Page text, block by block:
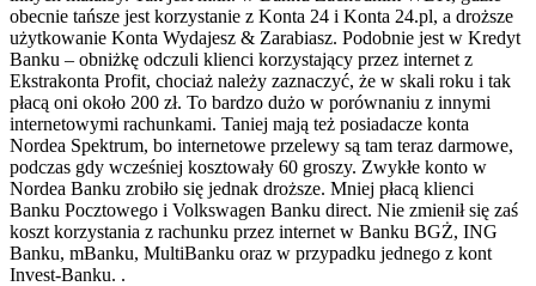
obecnie tańsze jest korzystanie z Konta 24 i Konta 24.pl, a droższe
użytkowanie Konta Wydajesz & Zarabiasz. Podobnie jest w Kredyt
Banku – obniżkę odczuli klienci korzystający przez internet z
Ekstrakonta Profit, chociaż należy zaznaczyć, że w skali roku i tak
płacą oni około 200 zł. To bardzo dużo w porównaniu z innymi
internetowymi rachunkami. Taniej mają też posiadacze konta
Nordea Spektrum, bo internetowe przelewy są tam teraz darmowe,
podczas gdy wcześniej kosztowały 60 groszy. Zwykłe konto w
Nordea Banku zrobiło się jednak droższe. Mniej płacą klienci
Banku Pocztowego i Volkswagen Banku direct. Nie zmienił się zaś
koszt korzystania z rachunku przez internet w Banku BGŻ, ING
Banku, mBanku, MultiBanku oraz w przypadku jednego z kont
Invest-Banku. .